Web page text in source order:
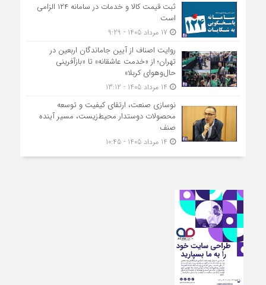
ثبت قیمت کالا و خدمات در سامانه ۱۲۴ الزامی
است
روایت اصناف از آیین جاماندگان اربعین در
تهران؛ از «خدمت عاشقانه» تا «بازآفرینی
حال‌وهوای کربلا»
نوسازی صنعت، ارتقای کیفیت و توسعه
محصولات دوستدار محیط‌زیست، مسیر آینده
صنف